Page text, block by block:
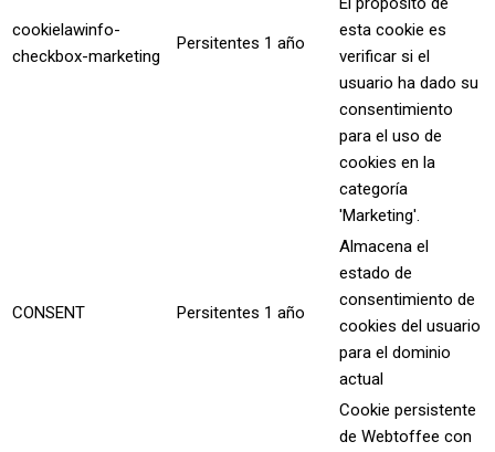
cookielawinfo-
checkbox-marketing
Persitentes 1 año
esta cookie es
verificar si el
usuario ha dado su
consentimiento
para el uso de
cookies en la
categoría
'Marketing'.
CONSENT Persitentes 1 año
Almacena el
estado de
consentimiento de
cookies del usuario
para el dominio
actual
Cookie persistente
de Webtoffee con